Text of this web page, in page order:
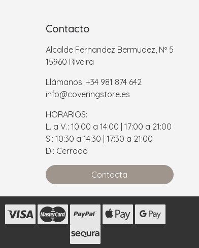
Contacto
Alcalde Fernandez Bermudez, Nº 5
15960 Riveira
Llámanos: +34 981 874 642
info@coveringstore.es
HORARIOS:
L. a V.: 10:00 a 14:00 | 17:00 a 21:00
S.: 10:30 a 14:30 | 17:30 a 21:00
D.: Cerrado
Contacta